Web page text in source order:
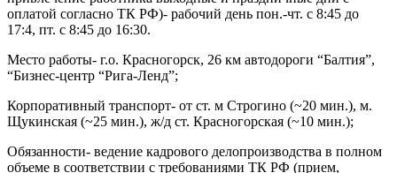
оплатой согласно ТК РФ)- рабочий день пон.-чт. с 8:45 до
17:4, пт. с 8:45 до 16:30.
Место работы- г.о. Красногорск, 26 км автодороги “Балтия”,
“Бизнес-центр “Рига-Ленд”;
Корпоративный транспорт- от ст. м Строгино (~20 мин.), м.
Щукинская (~25 мин.), ж/д ст. Красногорская (~10 мин.);
Обязанности- ведение кадрового делопроизводства в полном
объеме в соответствии с требованиями ТК РФ (прием,